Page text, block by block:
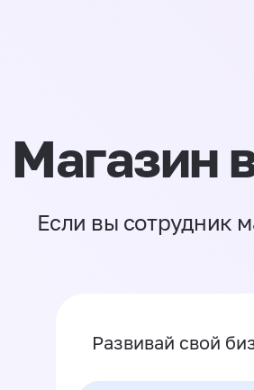
Магазин
Если вы сотрудник
Развивай свой